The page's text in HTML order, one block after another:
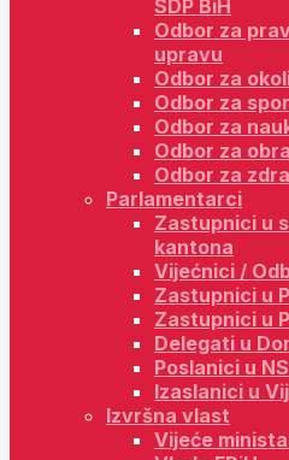
SDP BiH
Odbor za
upravu
Odbor za
Odbor za
Odbor za
Odbor za
Odbor za
Parlamentarci
Zastupnici u
kantona
Vijećnici /
Zastupnici u
Zastupnici u
Delegati u
Poslanici u
Izaslanici u
Izvršna vlast
Vijeće